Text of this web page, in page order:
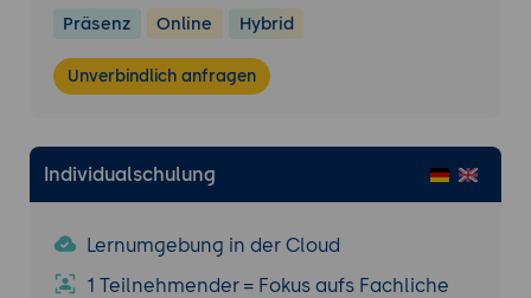
Management und API-Integration.
Präsenz Online Hybrid
Unverbindlich anfragen
Individualschulung
Lernumgebung in der Cloud
1 Teilnehmender = Fokus aufs Fachliche